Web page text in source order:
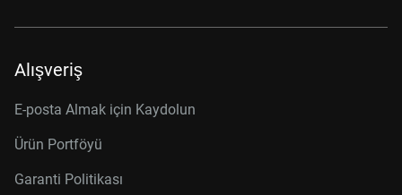
Alışveriş
E-posta Almak için Kaydolun
Ürün Portföyü
Garanti Politikası